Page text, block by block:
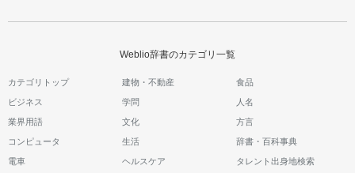
Weblio辞書のカテゴリ一覧
カテゴリトップ 建物・不動産 食品
ビジネス 学問 人名
業界用語 文化 方言
コンピュータ 生活 辞書・百科事典
電車 ヘルスケア タレント出身地検索